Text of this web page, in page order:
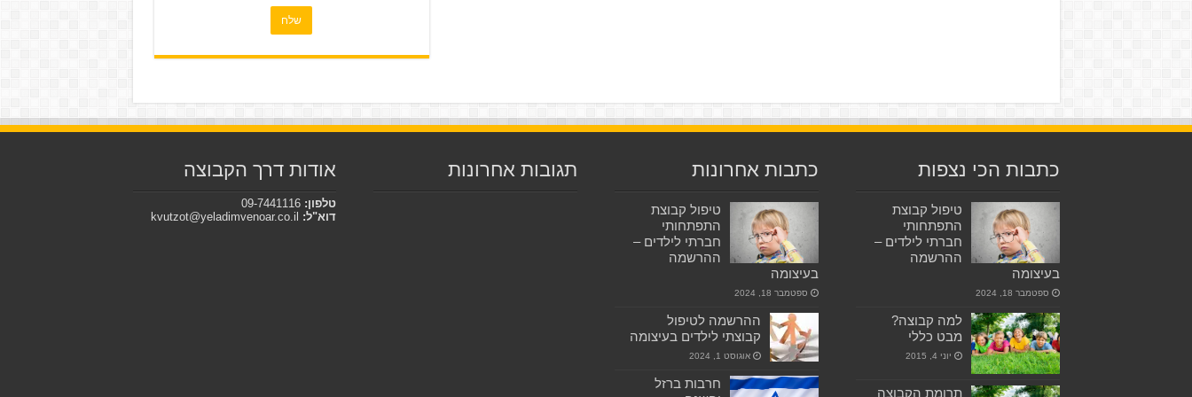
כתבות הכי נצפות
טיפול קבוצת
התפתחותי
חברתי לילדים –
ההרשמה
בעיצומה
ספטמבר 18, 2024
למה קבוצה?
מבט כללי
יוני 4, 2015
תרומת הקבוצה
כתבות אחרונות
טיפול קבוצת
התפתחותי
חברתי לילדים –
ההרשמה
בעיצומה
ספטמבר 18, 2024
ההרשמה לטיפול
קבוצתי לילדים בעיצומה
אוגוסט 1, 2024
חרבות ברזל
תגובות אחרונות אודות דרך הקבוצה
טלפון:
דוא"ל: kvutzot@yeladimvenoar.co.il